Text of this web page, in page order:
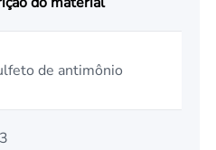
de antimônio